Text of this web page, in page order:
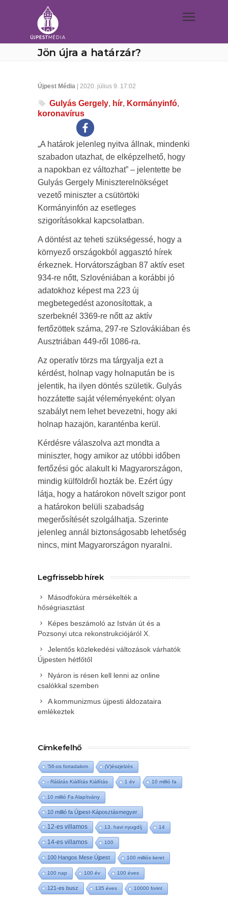
Jön újra a határzár?
Újpest Média | 2020. július 9. 17:02
Gulyás Gergely, hír, Kormányinfó,
koronavírus
„A határok jelenleg nyitva állnak, mindenki
szabadon utazhat, de elképzelhető, hogy
a napokban ez változhat” – jelentette be
Gulyás Gergely Miniszterelnökséget
vezető miniszter a csütörtöki
Kormányinfón az esetleges
szigorításokkal kapcsolatban.
A döntést az teheti szükségessé, hogy a
környező országokból aggasztó hírek
érkeznek. Horvátországban 87 aktív eset
934-re nőtt, Szlovéniában a korábbi jó
adatokhoz képest ma 223 új
megbetegedést azonosítottak, a
szerbeknél 3369-re nőtt az aktív
fertőzöttek száma, 297-re Szlovákiában és
Ausztriában 449-ről 1086-ra.
Az operatív törzs ma tárgyalja ezt a
kérdést, holnap vagy holnapután be is
jelentik, ha ilyen döntés születik. Gulyás
hozzátette saját véleményeként: olyan
szabályt nem lehet bevezetni, hogy aki
holnap hazajön, karanténba kerül.
Kérdésre válaszolva azt mondta a
miniszter, hogy amikor az utóbbi időben
fertőzési góc alakult ki Magyarországon,
mindig külföldről hozták be. Ezért úgy
látja, hogy a határokon növelt szigor pont
a határokon belüli szabadság
megerősítését szolgálhatja. Szerinte
jelenleg annál biztonságosabb lehetőség
nincs, mint Magyarországon nyaralni.
Legfrissebb hírek
Másodfokúra mérsékelték a
hőségriasztást
Képes beszámoló az István út és a
Pozsonyi utca rekonstrukciójáról X.
Jelentős közlekedési változások várhatók
Újpesten hétfőtől
Nyáron is résen kell lenni az online
csalókkal szemben
A kommunizmus újpesti áldozataira
emlékeztek
Címkefelhő
'56-os forradalom (V)észjelzés
- Rálátás Kiállítás Kiállítás 1 év 10 millió fa
10 millió Fa Alapítvány
10 millió fa Újpest-Káposztásmegyer
12-es villamos 13. havi nyugdíj 14
14-es villamos 100
100 Hangos Mese Újpest 100 milliós keret
100 nap 100 év 100 éves
121-es busz 135 éves 10000 forint